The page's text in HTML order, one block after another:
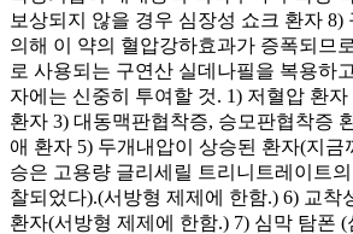
보상되지 않을 경우 심장성 쇼크 환자 8)
의해 이 약의 혈압강하효과가 증폭되므
로 사용되는 구연산 실데나필을 복용하
자에는 신중히 투여할 것. 1) 저혈압 환
환자 3) 대동맥판협착증, 승모판협착증
애 환자 5) 두개내압이 상승된 환자(지
승은 고용량 글리세릴 트리니트레이트
찰되었다).(서방형 제제에 한함.) 6) 교착
환자(서방형 제제에 한함.) 7) 심막 탐폰